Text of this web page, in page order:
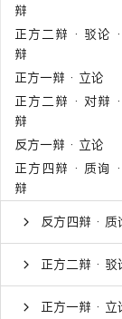
辩
正方二辩 · 驳论
辩
正方一辩 · 立论
正方二辩 · 对辩
辩
反方一辩 · 立论
正方四辩 · 质询
辩
反方四辩 ·
正方二辩 · 驳
正方一辩 · 立